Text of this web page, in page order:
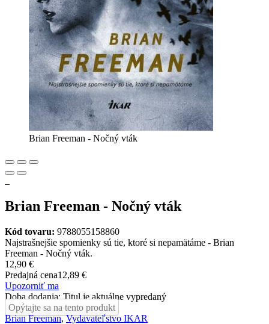
Brian Freeman - Nočný vták
Brian Freeman - Nočný vták
Kód tovaru: 9788055158860
Najstrašnejšie spomienky sú tie, ktoré si nepamätáme - Brian
Freeman - Nočný vták.
12,90 €
Predajná cena12,89 €
Upozorniť ma
Doba dodania: Titul je aktuálne vypredaný
Opýtajte sa na tento produkt
Brian Freeman,Vydavateľstvo IKAR